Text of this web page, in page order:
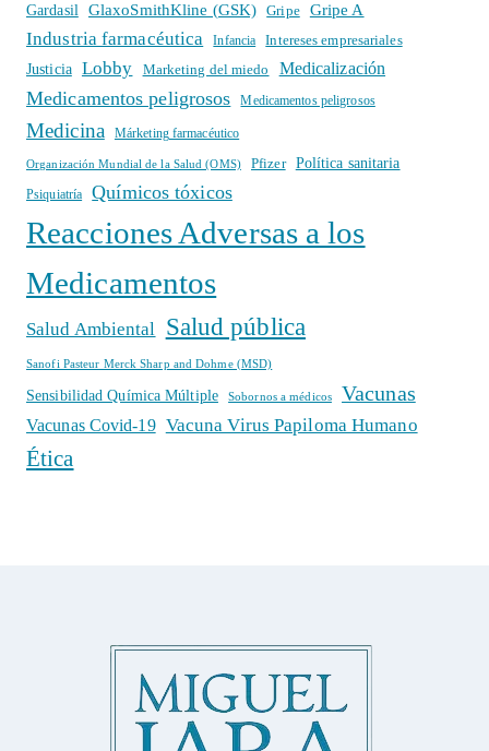
Gardasil GlaxoSmithKline (GSK) Gripe Gripe A
Industria farmacéutica Infancia
Intereses empresariales
Justicia
Lobby Marketing del miedo Medicalización
Medicamentos peligrosos Medicamentos peligrosos
Medicina Márketing farmacéutico
Organización Mundial de la Salud (OMS) Pfizer Política sanitaria
Psiquiatría Químicos tóxicos
Reacciones Adversas a los
Medicamentos
Salud Ambiental Salud pública
Sanofi Pasteur Merck Sharp and Dohme (MSD)
Sensibilidad Química Múltiple Sobornos a médicos Vacunas
Vacunas Covid-19 Vacuna Virus Papiloma Humano
Ética